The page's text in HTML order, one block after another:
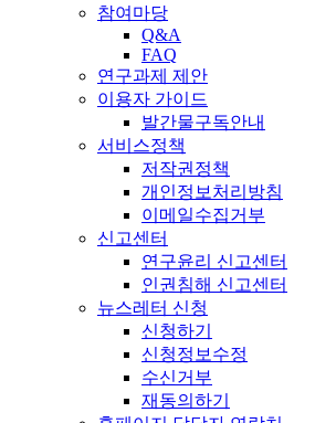
참여마당
Q&A
FAQ
연구과제 제안
이용자 가이드
발간물구독안내
서비스정책
저작권정책
개인정보처리방침
이메일수집거부
신고센터
연구윤리 신고센터
인권침해 신고센터
뉴스레터 신청
신청하기
신청정보수정
수신거부
재동의하기